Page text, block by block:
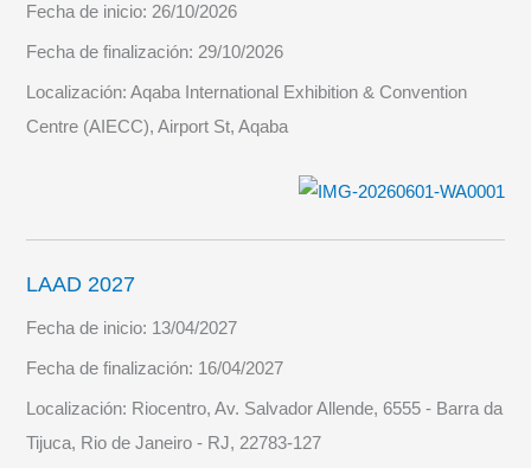
Fecha de inicio: 26/10/2026
Fecha de finalización: 29/10/2026
Localización:Aqaba International Exhibition & Convention
Centre (AIECC), Airport St, Aqaba
LAAD 2027
Fecha de inicio: 13/04/2027
Fecha de finalización: 16/04/2027
Localización: Riocentro, Av. Salvador Allende, 6555 - Barra da
Tijuca, Rio de Janeiro - RJ, 22783-127